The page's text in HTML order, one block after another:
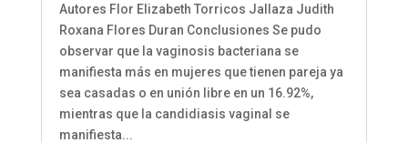
Autores Flor Elizabeth Torricos Jallaza Judith
Roxana Flores Duran Conclusiones Se pudo
observar que la vaginosis bacteriana se
manifiesta más en mujeres que tienen pareja ya
sea casadas o en unión libre en un 16.92%,
mientras que la candidiasis vaginal se
manifiesta...